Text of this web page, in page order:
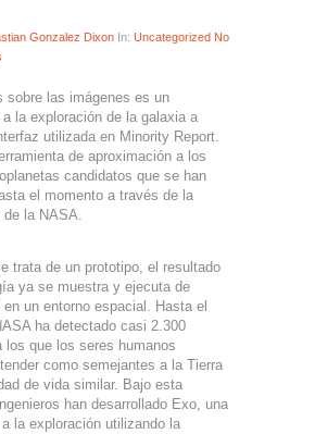
Gonzalez Dixon In: Uncategorized No
sobre las imágenes es un
la exploración de la galaxia a
utilizada en Minority Report.
de aproximación a los
candidatos que se han
el momento a través de la
de la NASA.
trata de un prototipo, el resultado
ya se muestra y ejecuta de
un entorno espacial. Hasta el
ha detectado casi 2.300
los que los seres humanos
como semejantes a la Tierra
de vida similar. Bajo esta
han desarrollado Exo, una
la exploración utilizando la